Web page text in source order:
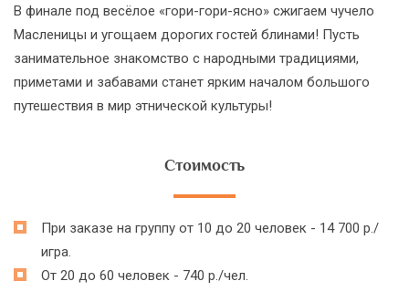
В финале под весёлое «гори-гори-ясно» сжигаем чучело
Масленицы и угощаем дорогих гостей блинами! Пусть
занимательное знакомство с народными традициями,
приметами и забавами станет ярким началом большого
путешествия в мир этнической культуры!
Стоимость
При заказе на группу от 10 до 20 человек - 14 700 р./
игра.
От 20 до 60 человек - 740 р./чел.